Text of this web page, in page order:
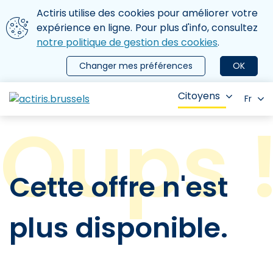
Aller au contenu principal
Nous utilisons des cookies
Actiris utilise des cookies pour améliorer votre
expérience en ligne. Pour plus d'info, consultez
notre politique de gestion des cookies.
OK
Changer mes préférences
le menu
Citoyens Fr
Cette offre n'est
plus disponible.